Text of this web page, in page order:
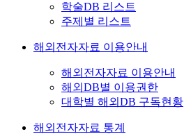
학술DB 리스트
주제별 리스트
해외전자자료 이용안내
해외전자자료 이용안내
해외DB별 이용권한
대학별 해외DB 구독현황
해외전자자료 통계